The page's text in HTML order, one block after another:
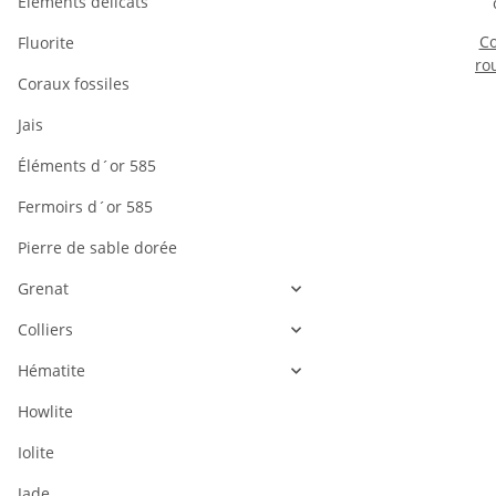
Fluorite
Coraux fossiles
Jais
Éléments d´or 585
Fermoirs d´or 585
Pierre de sable dorée
Grenat
Colliers
Hématite
Howlite
Iolite